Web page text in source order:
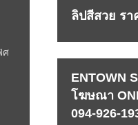
ศ
ลิปสีสวย รา
ENTOWN
โฆษณา
094-926-